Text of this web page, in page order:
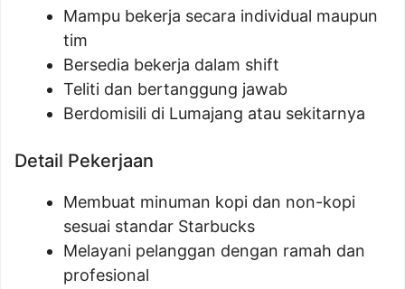
Mampu bekerja secara individual maupun
tim
Bersedia bekerja dalam shift
Teliti dan bertanggung jawab
Berdomisili di Lumajang atau sekitarnya
Detail Pekerjaan
Membuat minuman kopi dan non-kopi
sesuai standar Starbucks
Melayani pelanggan dengan ramah dan
profesional